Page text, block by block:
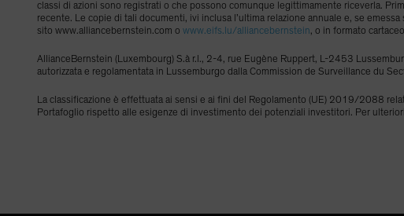
classi di azioni sono registrati o che possono comunque legittimamente riceverla.
recente. Le copie di tali documenti, ivi inclusa l’ultima relazione annuale e, se
sito www.alliancebernstein.com o www.eifs.lu/alliancebernstein, o in formato
AllianceBernstein (Luxembourg) S.à r.l., 2-4, rue Eugène Ruppert, L-2453
autorizzata e regolamentata in Lussemburgo dalla Commission de Surveillance du
La classificazione è effettuata ai sensi e ai fini del Regolamento (UE) 2019/2088
Portafoglio rispetto alle esigenze di investimento dei potenziali investitori. Per